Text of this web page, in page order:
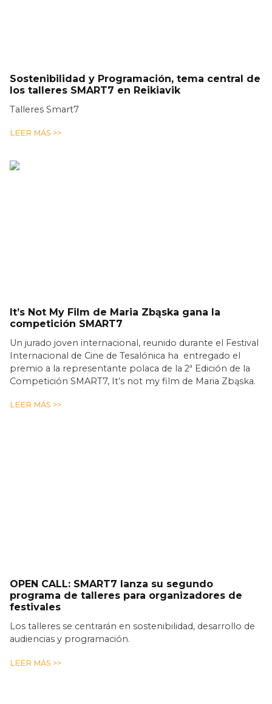
Sostenibilidad y Programación, tema central de
los talleres SMART7 en Reikiavik
Talleres Smart7
LEER MÁS >>
It’s Not My Film de Maria Zbąska gana la
competición SMART7
Un jurado joven internacional, reunido durante el Festival
Internacional de Cine de Tesalónica ha entregado el
premio a la representante polaca de la 2ª Edición de la
Competición SMART7, It’s not my film de Maria Zbąska.
LEER MÁS >>
OPEN CALL: SMART7 lanza su segundo
programa de talleres para organizadores de
festivales
Los talleres se centrarán en sostenibilidad, desarrollo de
audiencias y programación.
LEER MÁS >>